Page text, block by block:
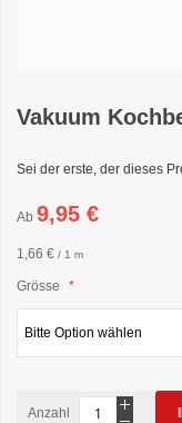
Vakuum
Sei der erste, der dieses
Ab 9,95 €
1,66 € / 1 m
Grösse
Anzahl